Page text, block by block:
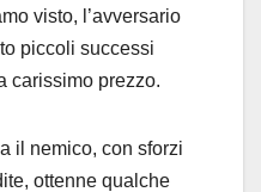
visto, l’avversario
piccoli successi
carissimo prezzo.
il nemico, con sforzi
ottenne qualche